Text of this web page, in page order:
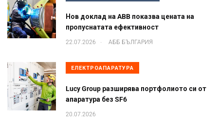
Нов доклад на ABB показва цената на
пропуснатата ефективност
22.07.2026 . АББ БЪЛГАРИЯ
ЕЛЕКТРОАПАРАТУРА
Lucy Group разширява портфолиото си от
апаратура без SF6
20.07.2026